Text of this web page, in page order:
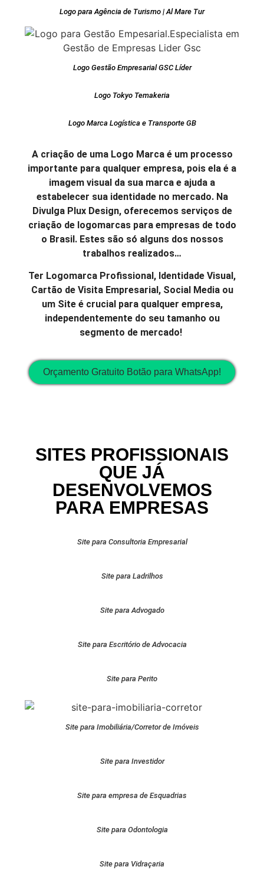
Logo para Agência de Turismo | Al Mare Tur
Logo Gestão Empresarial GSC Líder
Logo Tokyo Temakeria
Logo Marca Logística e Transporte GB
A criação de uma Logo Marca é um processo
importante para qualquer empresa, pois ela é a
imagem visual da sua marca e ajuda a
estabelecer sua identidade no mercado. Na
Divulga Plux Design, oferecemos serviços de
criação de logomarcas para empresas de todo
o Brasil. Estes são só alguns dos nossos
trabalhos realizados…
Ter Logomarca Profissional, Identidade Visual,
Cartão de Visita Empresarial, Social Media ou
um Site é crucial para qualquer empresa,
independentemente do seu tamanho ou
segmento de mercado!
Orçamento Gratuito Botão para WhatsApp!
SITES PROFISSIONAIS
QUE JÁ
DESENVOLVEMOS
PARA EMPRESAS
Site para Consultoria Empresarial
Site para Ladrilhos
Site para Advogado
Site para Escritório de Advocacia
Site para Perito
Site para Imobiliária/Corretor de Imóveis
Site para Investidor
Site para empresa de Esquadrias
Site para Odontologia
Site para Vidraçaria